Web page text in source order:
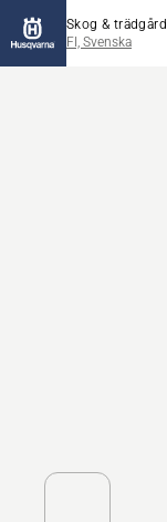
Skog & trädgård
FI, Svenska